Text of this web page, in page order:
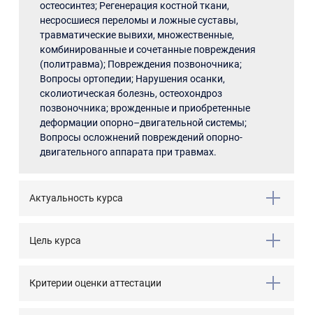
остеосинтез; Регенерация костной ткани,
несросшиеся переломы и ложные суставы,
травматические вывихи, множественные,
комбинированные и сочетанные повреждения
(политравма); Повреждения позвоночника;
Вопросы ортопедии; Нарушения осанки,
сколиотическая болезнь, остеохондроз
позвоночника; врожденные и приобретенные
деформации опорно–двигательной системы;
Вопросы осложнений повреждений опорно-
двигательного аппарата при травмах.
Актуальность курса
Цель курса
Критерии оценки аттестации